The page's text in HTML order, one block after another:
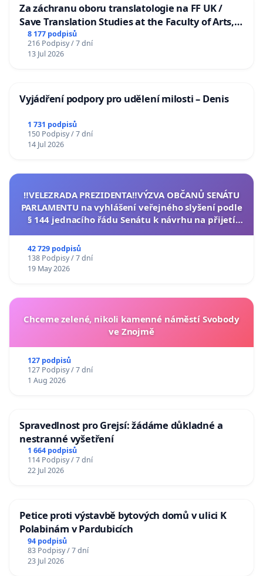
Za záchranu oboru translatologie na FF UK /
Save Translation Studies at the Faculty of Arts,
Charles University
8 177 podpisů
216 Podpisy / 7 dní
13 Jul 2026
Vyjádření podpory pro udělení milosti – Denis
1 731 podpisů
150 Podpisy / 7 dní
14 Jul 2026
‼️VELEZRADA PREZIDENTA‼️VÝZVA OBČANŮ SENÁTU
PARLAMENTU na vyhlášení veřejného slyšení podle
§ 144 jednacího řádu Senátu k návrhu na přijetí
42 729 podpisů
138 Podpisy / 7 dní
19 May 2026
Chceme zelené, nikoli kamenné náměstí Svobody
ve Znojmě
127 podpisů
127 Podpisy / 7 dní
1 Aug 2026
Spravedlnost pro Grejsí: žádáme důkladné a
nestranné vyšetření
1 664 podpisů
114 Podpisy / 7 dní
22 Jul 2026
Petice proti výstavbě bytových domů v ulici K
Polabinám v Pardubicích
94 podpisů
83 Podpisy / 7 dní
23 Jul 2026